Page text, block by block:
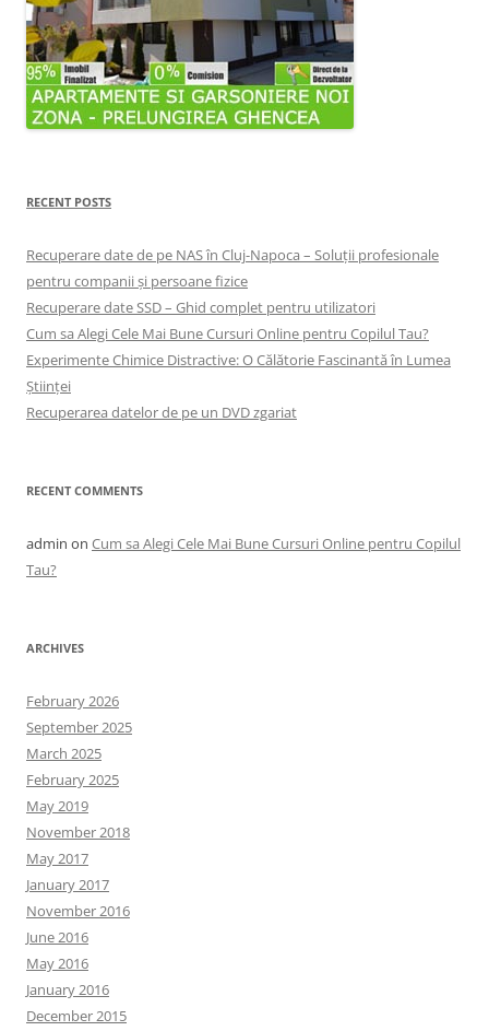
RECENT POSTS
Recuperare date de pe NAS în Cluj-Napoca – Soluții profesionale
pentru companii și persoane fizice
Recuperare date SSD – Ghid complet pentru utilizatori
Cum sa Alegi Cele Mai Bune Cursuri Online pentru Copilul Tau?
Experimente Chimice Distractive: O Călătorie Fascinantă în Lumea
Științei
Recuperarea datelor de pe un DVD zgariat
RECENT COMMENTS
admin on Cum sa Alegi Cele Mai Bune Cursuri Online pentru Copilul
Tau?
ARCHIVES
February 2026
September 2025
March 2025
February 2025
May 2019
November 2018
May 2017
January 2017
November 2016
June 2016
May 2016
January 2016
December 2015